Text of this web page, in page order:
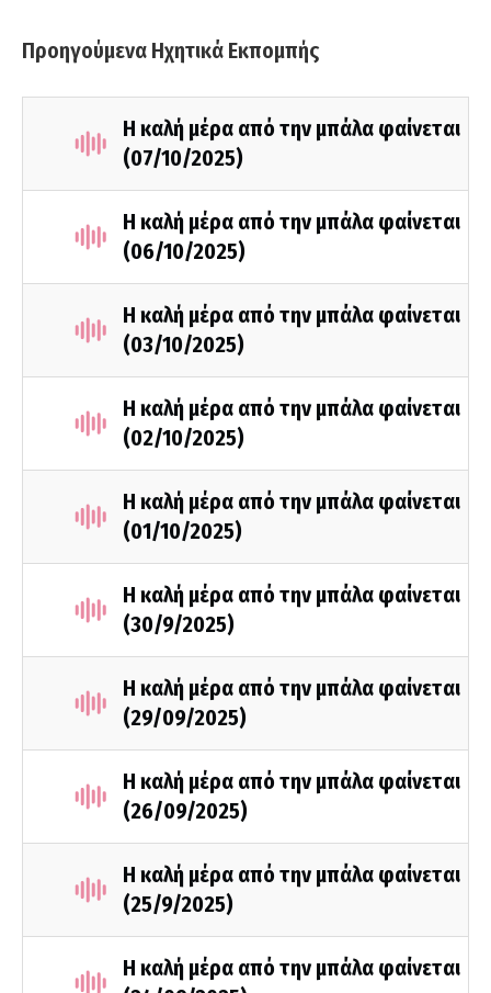
Προηγούμενα Ηχητικά Εκπομπής
Η καλή μέρα από την μπάλα φαίνεται
(07/10/2025)
Η καλή μέρα από την μπάλα φαίνεται
(06/10/2025)
Η καλή μέρα από την μπάλα φαίνεται
(03/10/2025)
Η καλή μέρα από την μπάλα φαίνεται
(02/10/2025)
Η καλή μέρα από την μπάλα φαίνεται
(01/10/2025)
Η καλή μέρα από την μπάλα φαίνεται
(30/9/2025)
Η καλή μέρα από την μπάλα φαίνεται
(29/09/2025)
Η καλή μέρα από την μπάλα φαίνεται
(26/09/2025)
Η καλή μέρα από την μπάλα φαίνεται
(25/9/2025)
Η καλή μέρα από την μπάλα φαίνεται